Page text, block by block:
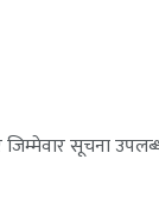
जिम्मेवार सूचना